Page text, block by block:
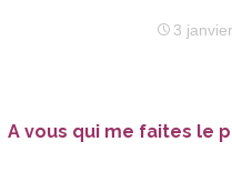
3
A vous qui me faites le